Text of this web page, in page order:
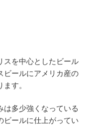
スを中心としたビール
ビールにアメリカ産の
す。
は多少強くなっている
ビールに仕上がってい